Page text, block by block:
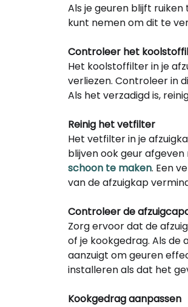
Als je geuren blijft
kunt nemen om dit te
Controleer het
Het koolstoffilter in je
verliezen. Controleer in
Als het verzadigd is,
Reinig het vetfilter
Het vetfilter in je
blijven ook geur
schoon te maken. Een
van de afzuigkap
Controleer de
Zorg ervoor dat de
of je kookgedrag. Als de
aanzuigt om geuren
installeren als dat het
Kookgedrag aanpassen